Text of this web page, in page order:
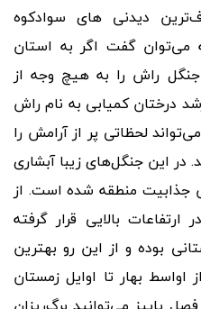
ترین دیدنی های سوادکوه
میتوان گفت اگر به استان
جنگل راش را به هیچ وجه از
درختان کمیابی به نام راش
تواند لحظاتی پر از آرامش را
در این جنگلهای زیبا آبشاری
جذابیت منطقه شده است. از
بالایی قرار گرفته
بوده و از این رو بهترین
بهار تا اوایل زمستان